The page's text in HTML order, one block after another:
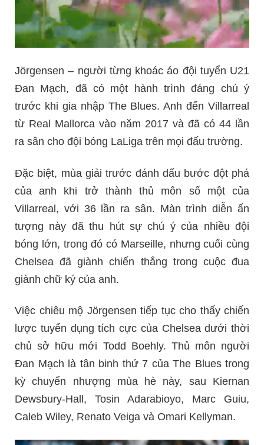
Jörgensen – người từng khoác áo đội tuyển U21
Đan Mạch, đã có một hành trình đáng chú ý
trước khi gia nhập The Blues. Anh đến Villarreal
từ Real Mallorca vào năm 2017 và đã có 44 lần
ra sân cho đội bóng LaLiga trên mọi đấu trường.
Đặc biệt, mùa giải trước đánh dấu bước đột phá
của anh khi trở thành thủ môn số một của
Villarreal, với 36 lần ra sân. Màn trình diễn ấn
tượng này đã thu hút sự chú ý của nhiều đội
bóng lớn, trong đó có Marseille, nhưng cuối cùng
Chelsea đã giành chiến thắng trong cuộc đua
giành chữ ký của anh.
Việc chiêu mộ Jörgensen tiếp tục cho thấy chiến
lược tuyển dụng tích cực của Chelsea dưới thời
chủ sở hữu mới Todd Boehly. Thủ môn người
Đan Mạch là tân binh thứ 7 của The Blues trong
kỳ chuyển nhượng mùa hè này, sau Kiernan
Dewsbury-Hall, Tosin Adarabioyo, Marc Guiu,
Caleb Wiley, Renato Veiga và Omari Kellyman.